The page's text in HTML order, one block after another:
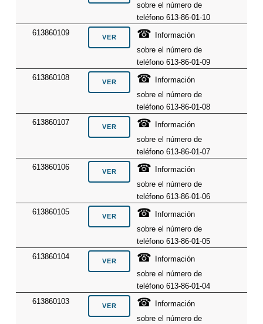
sobre el número de
teléfono 613-86-01-10
613860109
☎
Información
sobre el número de
teléfono 613-86-01-09
613860108
☎
Información
sobre el número de
teléfono 613-86-01-08
613860107
☎
Información
sobre el número de
teléfono 613-86-01-07
613860106
☎
Información
sobre el número de
teléfono 613-86-01-06
613860105
☎
Información
sobre el número de
teléfono 613-86-01-05
613860104
☎
Información
sobre el número de
teléfono 613-86-01-04
613860103
☎
Información
sobre el número de